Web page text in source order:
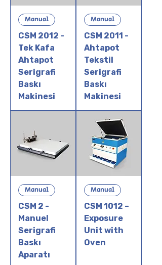
Manual
CSM 2012 -
Tek Kafa
Ahtapot
Serigrafi
Baskı
Makinesi
Manual
CSM 2011 -
Ahtapot
Tekstil
Serigrafi
Baskı
Makinesi
Manual
CSM 2 -
Manuel
Serigrafi
Baskı
Aparatı
Manual
CSM 1012 –
Exposure
Unit with
Oven